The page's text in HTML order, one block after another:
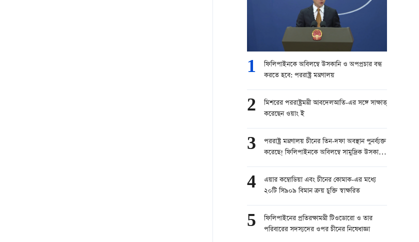
1
ফিলিপাইনকে অবিলম্বে উসকানি ও অপপ্রচার বন্ধ
করতে হবে: পররাষ্ট্র মন্ত্রণালয়
2
মিশরের পররাষ্ট্রমন্ত্রী আবদেলআতি-এর সঙ্গে সাক্ষাত্
করেছেন ওয়াং ই
3
পররাষ্ট্র মন্ত্রণালয় চীনের তিন-দফা অবস্থান পুনর্ব্যক্ত
করেছে! ফিলিপাইনকে অবিলম্বে সামুদ্রিক উসকানি
4
এয়ার কম্বোডিয়া এবং চীনের কোমাক-এর মধ্যে
২০টি সি৯০৯ বিমান ক্রয় চুক্তি স্বাক্ষরিত
5
ফিলিপাইনের প্রতিরক্ষামন্ত্রী টিওডোরো ও তার
পরিবারের সদস্যদের ওপর চীনের নিষেধাজ্ঞা